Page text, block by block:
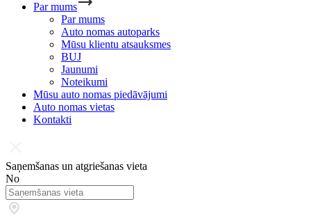
Par mums
Par mums
Auto nomas autoparks
Mūsu klientu atsauksmes
BUJ
Jaunumi
Noteikumi
Mūsu auto nomas piedāvājumi
Auto nomas vietas
Kontakti
Saņemšanas un atgriešanas vieta
No